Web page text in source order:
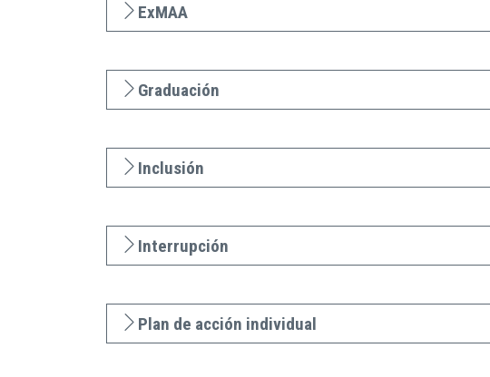
ExMAA
Graduación
Inclusión
Interrupción
Plan de acción individual